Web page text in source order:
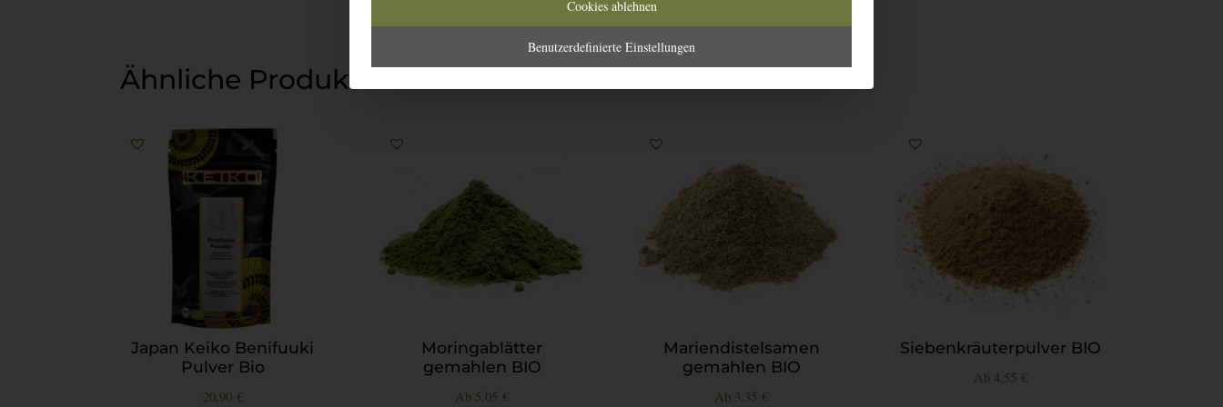
Ähnliche Produkte
Japan Keiko Benifuuki
Pulver Bio
20,90 €
Moringablätter
gemahlen BIO
Ab 5,05 €
Mariendistelsamen
gemahlen BIO
Ab 3,35 €
Siebenkräuterpulver BIO
Ab 4,55 €
Cookies ablehnen
Benutzerdefinierte Einstellungen